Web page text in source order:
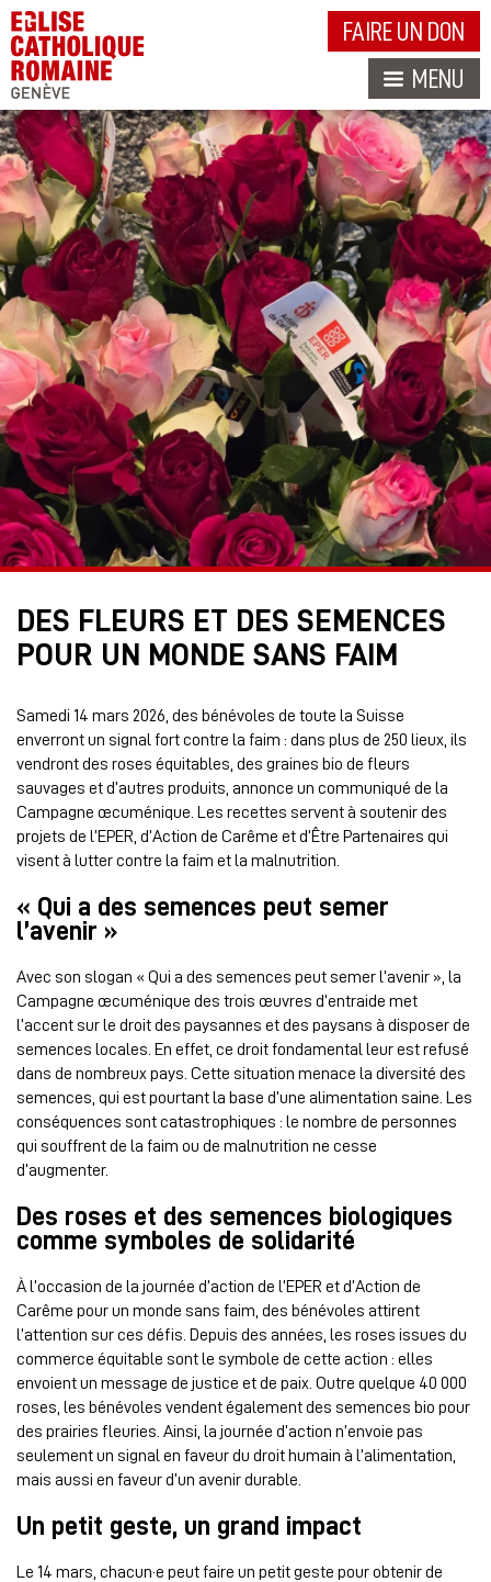
FAIRE UN DON
MENU
DES FLEURS ET DES SEMENCES
POUR UN MONDE SANS FAIM
Samedi 14 mars 2026, des bénévoles de toute la Suisse
enverront un signal fort contre la faim : dans plus de 250 lieux, ils
vendront des roses équitables, des graines bio de fleurs
sauvages et d’autres produits, annonce un communiqué de la
Campagne œcuménique. Les recettes servent à soutenir des
projets de l’EPER, d’Action de Carême et d’Être Partenaires qui
visent à lutter contre la faim et la malnutrition.
« Qui a des semences peut semer
l’avenir »
Avec son slogan « Qui a des semences peut semer l’avenir », la
Campagne œcuménique des trois œuvres d’entraide met
l’accent sur le droit des paysannes et des paysans à disposer de
semences locales. En effet, ce droit fondamental leur est refusé
dans de nombreux pays. Cette situation menace la diversité des
semences, qui est pourtant la base d’une alimentation saine. Les
conséquences sont catastrophiques : le nombre de personnes
qui souffrent de la faim ou de malnutrition ne cesse
d’augmenter.
Des roses et des semences biologiques
comme symboles de solidarité
À l’occasion de la journée d’action de l’EPER et d’Action de
Carême pour un monde sans faim, des bénévoles attirent
l’attention sur ces défis. Depuis des années, les roses issues du
commerce équitable sont le symbole de cette action : elles
envoient un message de justice et de paix. Outre quelque 40 000
roses, les bénévoles vendent également des semences bio pour
des prairies fleuries. Ainsi, la journée d’action n’envoie pas
seulement un signal en faveur du droit humain à l’alimentation,
mais aussi en faveur d’un avenir durable.
Un petit geste, un grand impact
Le 14 mars, chacun·e peut faire un petit geste pour obtenir de